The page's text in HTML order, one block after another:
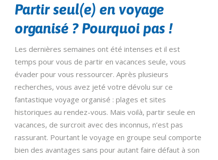
Partir seul(e) en voyage
organisé ? Pourquoi pas !
Les dernières semaines ont été intenses et il est
temps pour vous de partir en vacances seule, vous
évader pour vous ressourcer. Après plusieurs
recherches, vous avez jeté votre dévolu sur ce
fantastique voyage organisé : plages et sites
historiques au rendez-vous. Mais voilà, partir seule en
vacances, de surcroit avec des inconnus, n’est pas
rassurant. Pourtant le voyage en groupe seul comporte
bien des avantages sans pour autant faire défaut à son